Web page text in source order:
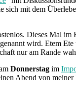
mit dem
Dieses Mal
wird. Etem
nur am Rande
Donnerstag im
Abend von